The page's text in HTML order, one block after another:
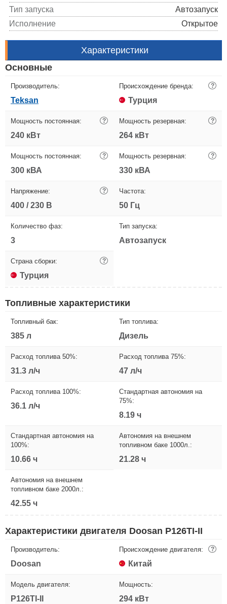
Тип запуска
Автозапуск
Исполнение
Открытое
Характеристики
Основные
Производитель:
Teksan
Происхождение бренда: ?
Турция
Мощность постоянная: ?
240 кВт
Мощность резервная: ?
264 кВт
Мощность постоянная: ?
300 кВА
Мощность резервная: ?
330 кВА
Напряжение: ?
400 / 230 В
Частота:
50 Гц
Количество фаз:
3
Тип запуска:
Автозапуск
Страна сборки: ?
Турция
Топливные характеристики
Топливный бак:
385 л
Тип топлива:
Дизель
Расход топлива 50%:
31.3 л/ч
Расход топлива 75%:
47 л/ч
Расход топлива 100%:
36.1 л/ч
Стандартная автономия на
75%:
8.19 ч
Стандартная автономия на
100%:
10.66 ч
Автономия на внешнем
топливном баке 1000л.:
21.28 ч
Автономия на внешнем
топливном баке 2000л.:
42.55 ч
Характеристики двигателя Doosan P126TI-II
Производитель:
Doosan
Происхождение двигателя: ?
Китай
Модель двигателя:
P126TI-II
Мощность:
294 кВт